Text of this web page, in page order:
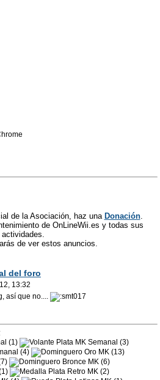
de la Asociación, haz una Donación.
de OnLineWii.es y todas sus
actividades.
de ver estos anuncios.
del foro
13:32
así que no....